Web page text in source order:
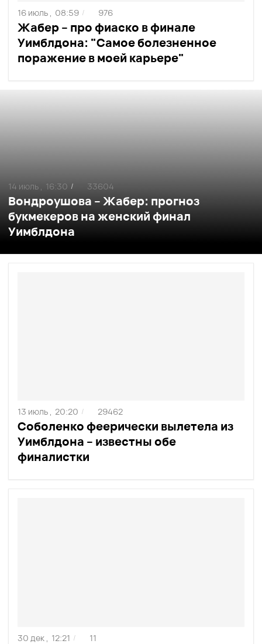
Жабер – про фиаско в финале
Уимблдона: "Самое болезненное
поражение в моей карьере"
16 июль , 08:59 / 976
Вондроушова – Жабер: прогноз
букмекеров на женский финал
Уимблдона
14 июль , 16:30 / 33604
Соболенко феерически вылетела из
Уимблдона – известны обе
финалистки
13 июль , 20:20 / 29462
30 дек , 12:21 / 11